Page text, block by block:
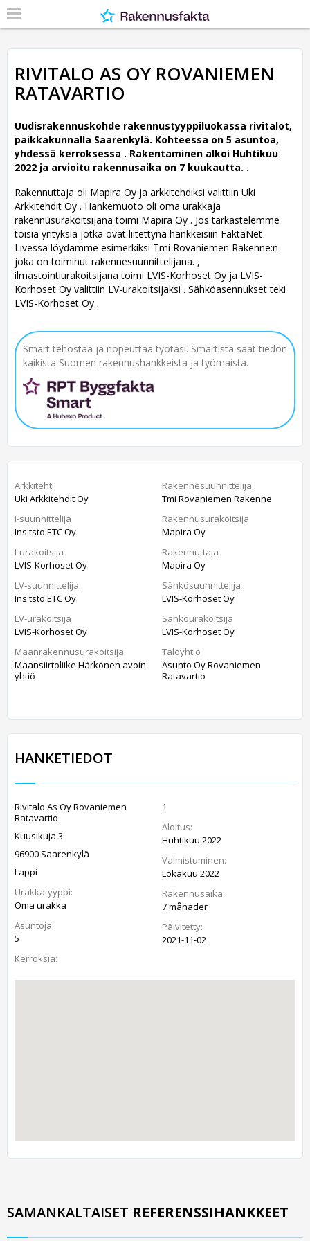
RIVITALO AS OY ROVANIEMEN
RATAVARTIO
Uudisrakennuskohde rakennustyyppiluokassa rivitalot,
paikkakunnalla Saarenkylä. Kohteessa on 5 asuntoa,
yhdessä kerroksessa . Rakentaminen alkoi Huhtikuu
2022 ja arvioitu rakennusaika on 7 kuukautta. .
Rakennuttaja oli Mapira Oy ja arkkitehdiksi valittiin Uki
Arkkitehdit Oy . Hankemuoto oli oma urakkaja
rakennusurakoitsijana toimi Mapira Oy . Jos tarkastelemme
toisia yrityksiä jotka ovat liitettynä hankkeisiin FaktaNet
Livessä löydämme esimerkiksi Tmi Rovaniemen Rakenne:n
joka on toiminut rakennesuunnittelijana. ,
ilmastointiurakoitsijana toimi LVIS-Korhoset Oy ja LVIS-
Korhoset Oy valittiin LV-urakoitsijaksi . Sähköasennukset teki
LVIS-Korhoset Oy .
Smart tehostaa ja nopeuttaa työtäsi. Smartista saat tiedon
kaikista Suomen rakennushankkeista ja työmaista.
Arkkitehti
Uki Arkkitehdit Oy
I-suunnittelija
Ins.tsto ETC Oy
I-urakoitsija
LVIS-Korhoset Oy
LV-suunnittelija
Ins.tsto ETC Oy
LV-urakoitsija
LVIS-Korhoset Oy
Maanrakennusurakoitsija
Maansiirtoliike Härkönen avoin
yhtiö
Rakennesuunnittelija
Tmi Rovaniemen Rakenne
Rakennusurakoitsija
Mapira Oy
Rakennuttaja
Mapira Oy
Sähkösuunnittelija
LVIS-Korhoset Oy
Sähköurakoitsija
LVIS-Korhoset Oy
Taloyhtiö
Asunto Oy Rovaniemen
Ratavartio
HANKETIEDOT
Rivitalo As Oy Rovaniemen
Ratavartio
Kuusikuja 3
96900 Saarenkylä
Lappi
Urakkatyyppi:
Oma urakka
Asuntoja:
5
Kerroksia:
1
Aloitus:
Huhtikuu 2022
Valmistuminen:
Lokakuu 2022
Rakennusaika:
7 månader
Päivitetty:
2021-11-02
SAMANKALTAISET REFERENSSIHANKKEET